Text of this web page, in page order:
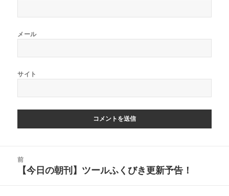
メール
サイト
前
前【今日の朝刊】ツールふくびき更新予告！